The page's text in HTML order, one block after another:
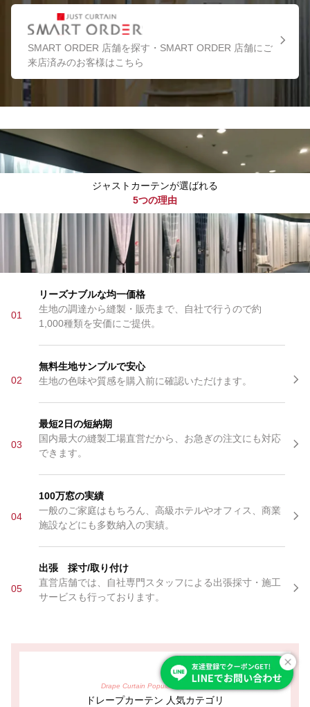
SMART ORDER 店舗を探す・SMART ORDER 店舗にご
来店済みのお客様はこちら
ジャストカーテンが選ばれる
5つの理由
01
リーズナブルな均一価格
生地の調達から縫製・販売まで、自社で行うので約
1,000種類を安価にご提供。
02
無料生地サンプルで安心
生地の色味や質感を購入前に確認いただけます。
03
最短2日の短納期
国内最大の縫製工場直営だから、お急ぎの注文にも対応
できます。
04
100万窓の実績
一般のご家庭はもちろん、高級ホテルやオフィス、商業
施設などにも多数納入の実績。
05
出張 採寸/取り付け
直営店舗では、自社専門スタッフによる出張採寸・施工
サービスも行っております。
Drape Curtain Popular Categories
ドレープカーテン 人気カテゴリ